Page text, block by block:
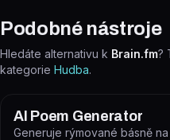
Podobné nástroje
Hledáte alternativu k Brain.fm?
kategorie Hudba.
AI Poem Generator
Generuje rýmované básně